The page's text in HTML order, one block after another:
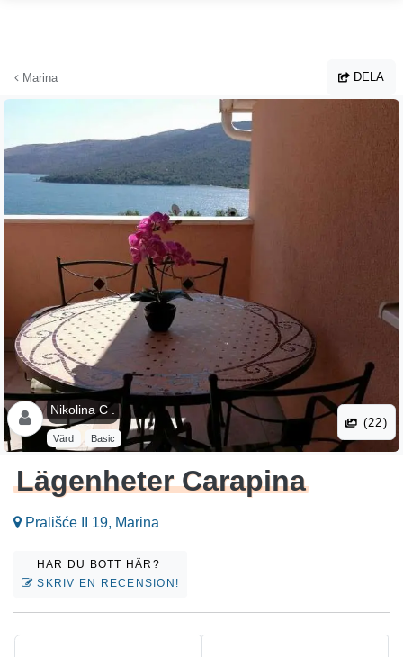
Marina DELA
Nikolina C .
Värd Basic
(22)
Lägenheter Carapina
Prališće II 19, Marina
HAR DU BOTT HÄR?
SKRIV EN RECENSION!